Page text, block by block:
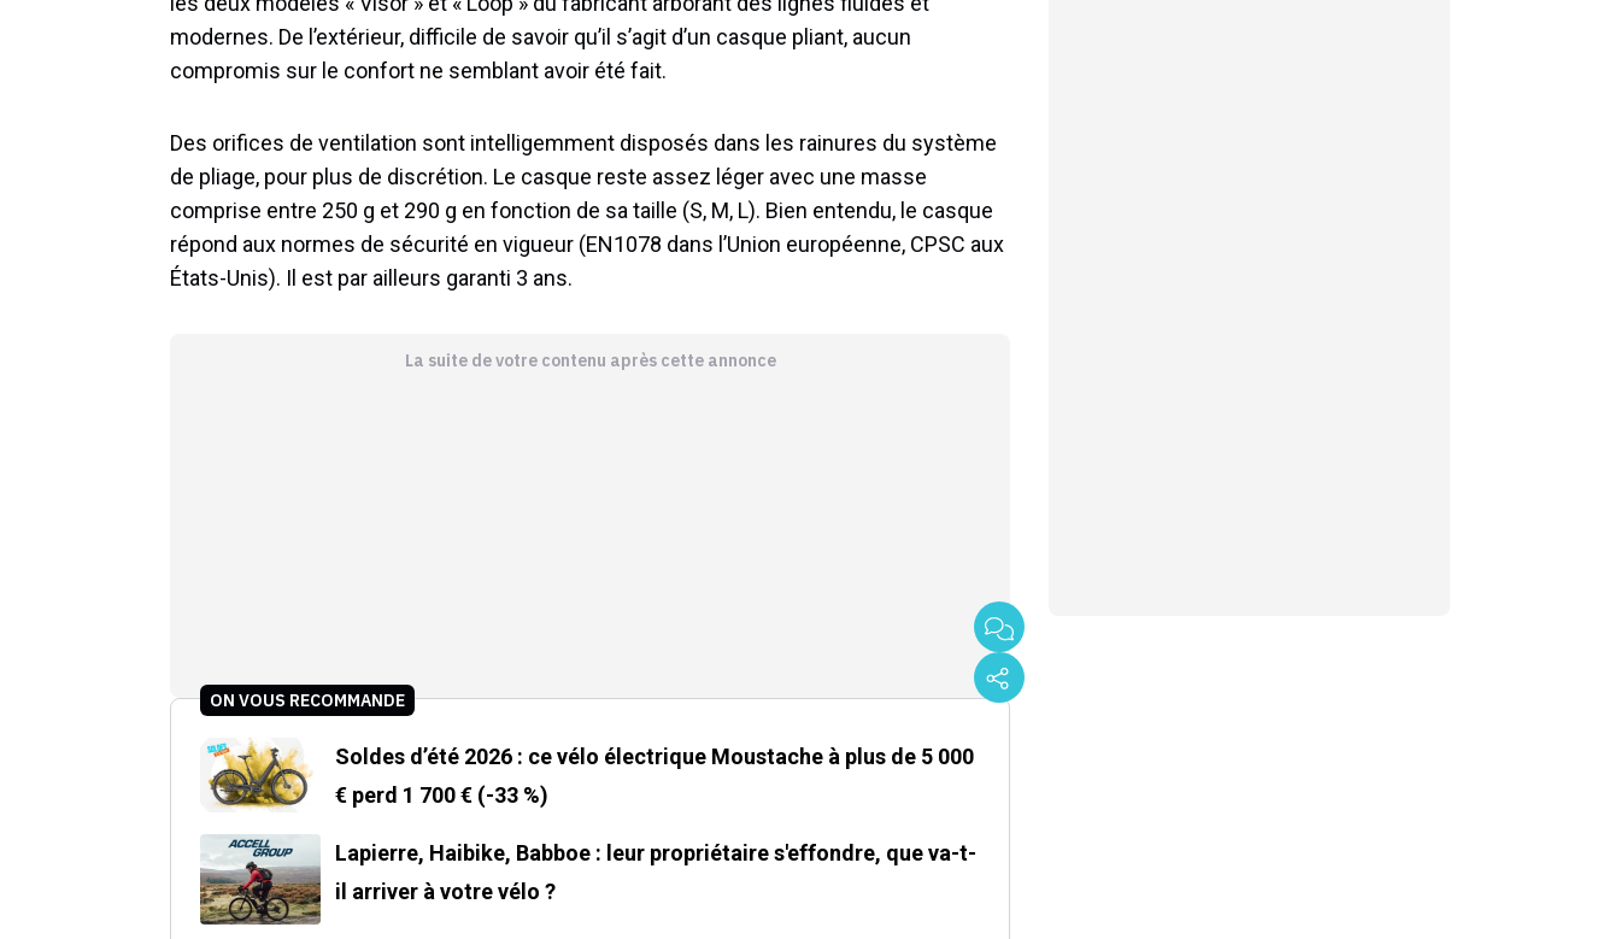
modernes. De l’extérieur, difficile de savoir qu’il s’agit d’un casque pliant, aucun
compromis sur le confort ne semblant avoir été fait.
Des orifices de ventilation sont intelligemment disposés dans les rainures du système
de pliage, pour plus de discrétion. Le casque reste assez léger avec une masse
comprise entre 250 g et 290 g en fonction de sa taille (S, M, L). Bien entendu, le casque
répond aux normes de sécurité en vigueur (EN1078 dans l’Union européenne, CPSC aux
États-Unis). Il est par ailleurs garanti 3 ans.
La suite de votre contenu après cette annonce
ON VOUS RECOMMANDE
Soldes d’été 2026 : ce vélo électrique Moustache à plus de 5 000
€ perd 1 700 € (-33 %)
Lapierre, Haibike, Babboe : leur propriétaire s'effondre, que va-t-
il arriver à votre vélo ?